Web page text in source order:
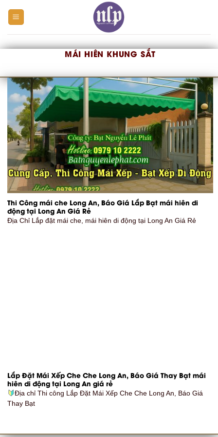
MÁI HIÊN KHUNG SẮT
Thi Công mái che Long An, Báo Giá Lắp Bạt mái hiên di
động tại Long An Giá Rẻ
Địa Chỉ Lắp đặt mái che, mái hiên di động tại Long An Giá Rẻ
Lắp Đặt Mái Xếp Che Che Long An, Báo Giá Thay Bạt mái
hiên di động tại Long An giá rẻ
Địa chỉ Thi công Lắp Đặt Mái Xếp Che Che Long An, Báo Giá
Thay Bạt